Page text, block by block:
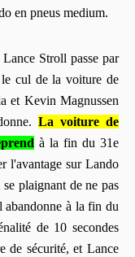
en pneus medium.
Stroll passe par
le cul de la voiture de
et Kevin Magnussen
La voiture de
à la fin du 31e
l'avantage sur Lando
plaignant de ne pas
abandonne à la fin du
de 10 secondes
de sécurité, et Lance